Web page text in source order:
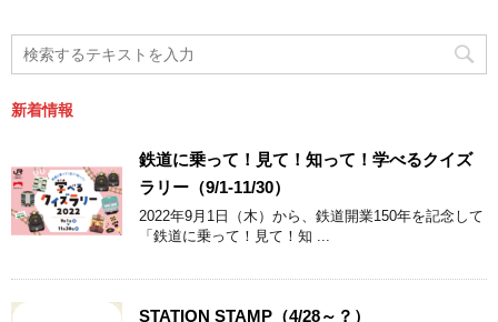
新着情報
鉄道に乗って！見て！知って！学べるクイズ
ラリー（9/1-11/30）
2022年9月1日（木）から、鉄道開業150年を記念して
「鉄道に乗って！見て！知 ...
STATION STAMP（4/28～？）